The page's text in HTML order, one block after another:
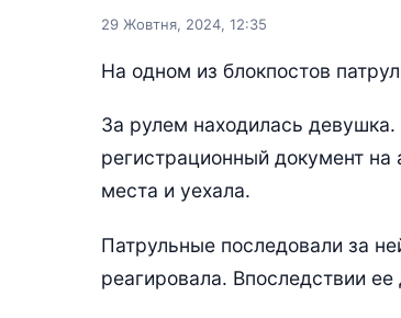
29 Жовтня, 2024, 12:35
На одном из блокпостов
За рулем находилась девушка.
регистрационный документ
места и уехала.
Патрульные последовали за
реагировала. Впоследствии